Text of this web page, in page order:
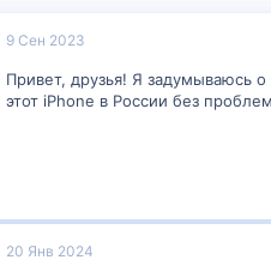
9 Сен 2023
Привет, друзья! Я задумываюсь
этот iPhone в России без
20 Янв 2024